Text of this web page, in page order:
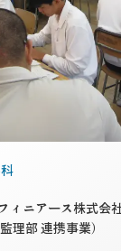
ィニアース株式会
理部 連携事業）